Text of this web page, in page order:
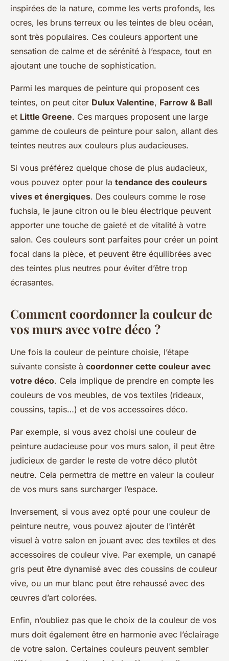
inspirées de la nature, comme les verts profonds, les
ocres, les bruns terreux ou les teintes de bleu océan,
sont très populaires. Ces couleurs apportent une
sensation de calme et de sérénité à l’espace, tout en
ajoutant une touche de sophistication.
Parmi les marques de peinture qui proposent ces
teintes, on peut citer Dulux Valentine, Farrow & Ball
et Little Greene. Ces marques proposent une large
gamme de couleurs de peinture pour salon, allant des
teintes neutres aux couleurs plus audacieuses.
Si vous préférez quelque chose de plus audacieux,
vous pouvez opter pour la tendance des couleurs
vives et énergiques. Des couleurs comme le rose
fuchsia, le jaune citron ou le bleu électrique peuvent
apporter une touche de gaieté et de vitalité à votre
salon. Ces couleurs sont parfaites pour créer un point
focal dans la pièce, et peuvent être équilibrées avec
des teintes plus neutres pour éviter d’être trop
écrasantes.
Comment coordonner la couleur de
vos murs avec votre déco ?
Une fois la couleur de peinture choisie, l’étape
suivante consiste à coordonner cette couleur avec
votre déco. Cela implique de prendre en compte les
couleurs de vos meubles, de vos textiles (rideaux,
coussins, tapis…) et de vos accessoires déco.
Par exemple, si vous avez choisi une couleur de
peinture audacieuse pour vos murs salon, il peut être
judicieux de garder le reste de votre déco plutôt
neutre. Cela permettra de mettre en valeur la couleur
de vos murs sans surcharger l’espace.
Inversement, si vous avez opté pour une couleur de
peinture neutre, vous pouvez ajouter de l’intérêt
visuel à votre salon en jouant avec des textiles et des
accessoires de couleur vive. Par exemple, un canapé
gris peut être dynamisé avec des coussins de couleur
vive, ou un mur blanc peut être rehaussé avec des
œuvres d’art colorées.
Enfin, n’oubliez pas que le choix de la couleur de vos
murs doit également être en harmonie avec l’éclairage
de votre salon. Certaines couleurs peuvent sembler